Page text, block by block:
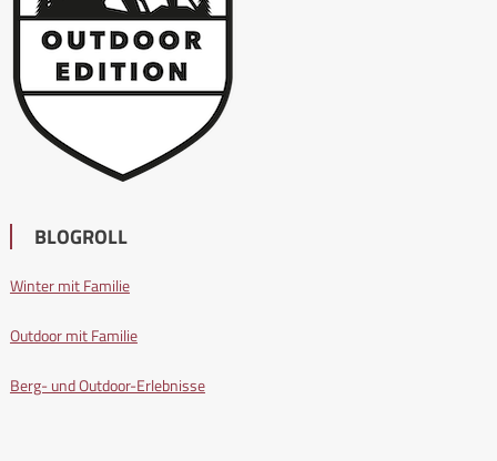
BLOGROLL
Winter mit Familie
Outdoor mit Familie
Berg- und Outdoor-Erlebnisse